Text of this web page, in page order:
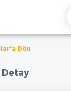
Dön
Detay